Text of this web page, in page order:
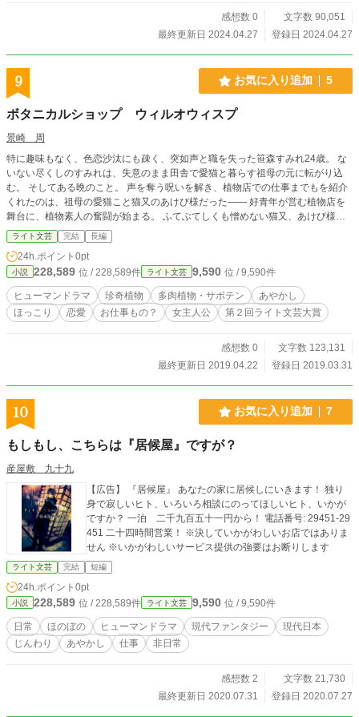
感想数 0
文字数 90,051
最終更新日 2024.04.27
登録日 2024.04.27
9 お気に入り追加 5
ボタニカルショップ ウィルオウィスプ
景崎 周
特に趣味もなく、色恋沙汰にも疎く、突如声と職を失った笹森すみれ24歳。 な
いない尽くしのすみれは、失意のまま田舎で愛猫と暮らす祖母の元に転がり込
む。 そしてある晩のこと。 声を奪う呪いを解き、植物店での仕事までもを紹介
くれたのは、祖母の愛猫こと猫又のあけび様だった―― 好青年が営む植物店を
舞台に、植物素人の奮闘が始まる。 ふてぶてしくも憎めない猫又、あけび様。
ぞっとするほど美形な店主、月隠千秋。 店を訪れる様々な馴染みのお客さん。
一風変わった植物たちが、人々の心を結び付けていく。
ライト文芸 完結 長編
24h.ポイント 0pt
小説 228,589 位 / 228,589件 ライト文芸 9,590 位 / 9,590件
ヒューマンドラマ 珍奇植物 多肉植物・サボテン
あやかし
ほっこり
恋愛 お仕事もの？ 女主人公 第２回ライト文芸大賞
感想数 0
文字数 123,131
最終更新日 2019.04.22
登録日 2019.03.31
10 お気に入り追加 7
もしもし、こちらは『居候屋』ですが？
産屋敷 九十九
【広告】 『居候屋』 あなたの家に居候しにいきます！ 独り
身で寂しいヒト、いろいろ相談にのってほしいヒト、いかが
ですか？ 一泊 二千九百五十一円から！ 電話番号: 29451-29
451 二十四時間営業！ ※決していかがわしいお店ではありま
せん ※いかがわしいサービス提供の強要はお断りします
ライト文芸 完結 短編
24h.ポイント 0pt
小説 228,589 位 / 228,589件 ライト文芸 9,590 位 / 9,590件
日常 ほのぼの ヒューマンドラマ 現代ファンタジー
現代日本
じんわり
あやかし 仕事 非日常
感想数 2
文字数 21,730
最終更新日 2020.07.31
登録日 2020.07.27